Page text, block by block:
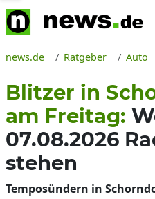
news.de Ratgeber Auto
Blitzer in
am Freitag:
07.08.2026
stehen
Temposündern in